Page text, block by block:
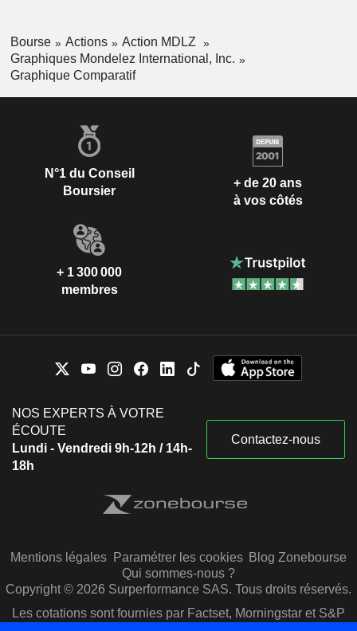
Bourse Actions
Action MDLZ
Graphiques Mondelez International, Inc.
Graphique Comparatif
N°1 du Conseil
Boursier
+ de 20 ans
à vos côtés
+ 1 300 000
membres
NOS EXPERTS À VOTRE
ÉCOUTE
Lundi - Vendredi 9h-12h / 14h-
18h
Contactez-nous
Mentions légales Paramétrer les cookies Blog Zonebourse
Qui sommes-nous ?
Copyright © 2026 Surperformance SAS. Tous droits réservés.
Les cotations sont fournies par Factset, Morningstar et S&P